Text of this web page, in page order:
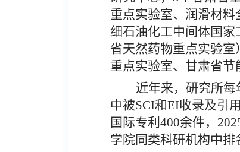
重点实验室、润滑材
细石油化工中间体国
省天然药物重点实验
重点实验室、甘肃省节
近年来，研究所
中被SCI和EI收录及引
国际专利400余件，
学院同类科研机构中排